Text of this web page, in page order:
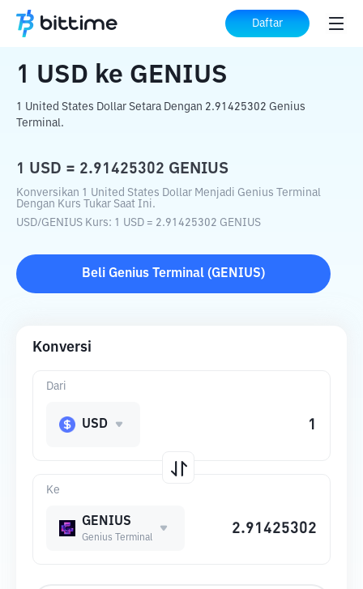
Daftar
Beranda Konverter Kripto ke GENIUS
1 USD ke GENIUS
1 United States Dollar Setara Dengan 2.91425302 Genius
Terminal.
1 USD = 2.91425302 GENIUS
Konversikan 1 United States Dollar Menjadi Genius Terminal
Dengan Kurs Tukar Saat Ini.
USD/GENIUS Kurs: 1 USD = 2.91425302 GENIUS
Beli Genius Terminal (GENIUS)
Konversi
Ke
GENIUS
Genius Terminal
Dari
USD